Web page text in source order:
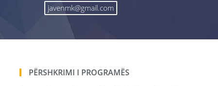
javenmk@gmail.com
PËRSHKRIMI I PROGRAMËS